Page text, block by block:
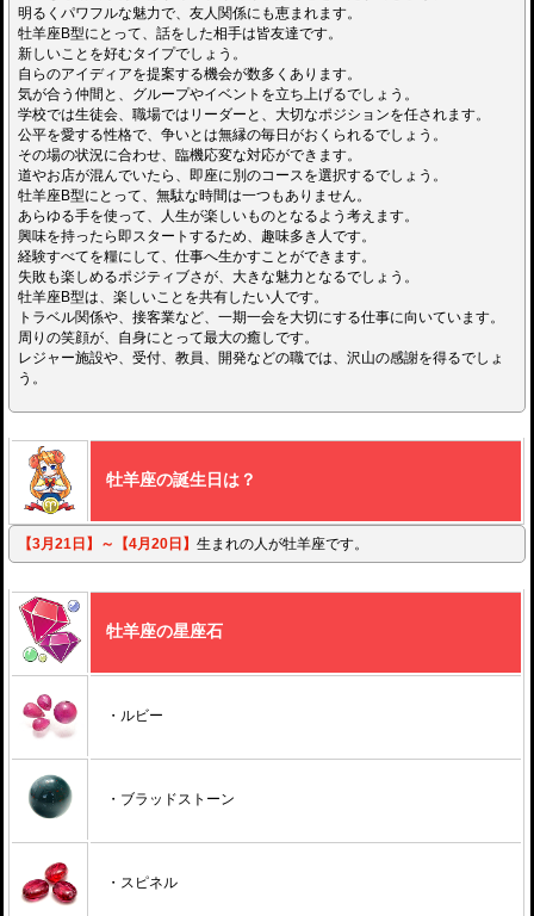
明るくパワフルな魅力で、友人関係にも恵まれます。
牡羊座B型にとって、話をした相手は皆友達です。
新しいことを好むタイプでしょう。
自らのアイディアを提案する機会が数多くあります。
気が合う仲間と、グループやイベントを立ち上げるでしょう。
学校では生徒会、職場ではリーダーと、大切なポジションを任されます。
公平を愛する性格で、争いとは無縁の毎日がおくられるでしょう。
その場の状況に合わせ、臨機応変な対応ができます。
道やお店が混んでいたら、即座に別のコースを選択するでしょう。
牡羊座B型にとって、無駄な時間は一つもありません。
あらゆる手を使って、人生が楽しいものとなるよう考えます。
興味を持ったら即スタートするため、趣味多き人です。
経験すべてを糧にして、仕事へ生かすことができます。
失敗も楽しめるポジティブさが、大きな魅力となるでしょう。
牡羊座B型は、楽しいことを共有したい人です。
トラベル関係や、接客業など、一期一会を大切にする仕事に向いています。
周りの笑顔が、自身にとって最大の癒しです。
レジャー施設や、受付、教員、開発などの職では、沢山の感謝を得るでしょ
う。
牡羊座の誕生日は？
【3月21日】～【4月20日】 生まれの人が牡羊座です。
牡羊座の星座石
・ルビー
・ブラッドストーン
・スピネル